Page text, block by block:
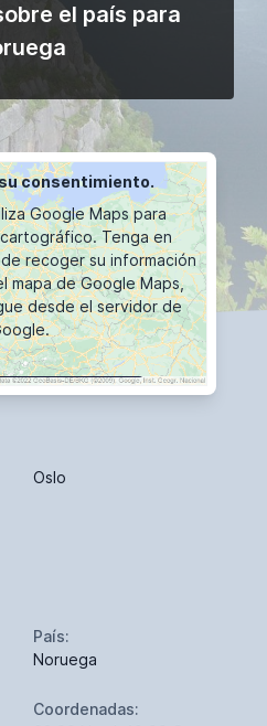
el país para
consentimiento.
Google Maps para
Tenga en
recoger su información
mapa de Google Maps,
desde el servidor de
DE MAPAS
Oslo
País:
Noruega
Coordenadas: